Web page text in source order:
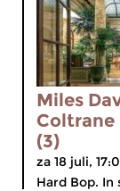
Miles
Coltrane
(3)
za 18 juli,
Hard Bop. In